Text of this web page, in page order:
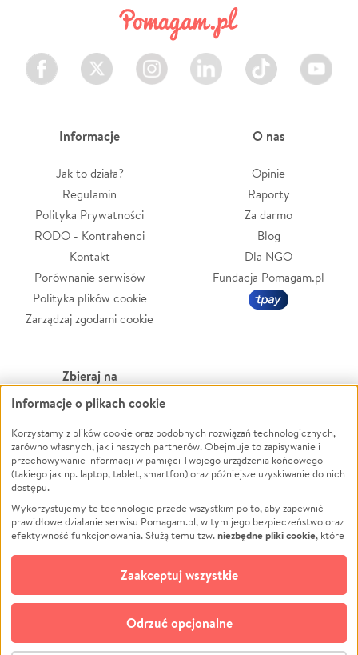
Facebook Twitter Instagram LinkedIn TikTok Youtube
Informacje
Jak to działa?
Regulamin
Polityka Prywatności
RODO - Kontrahenci
Kontakt
Porównanie serwisów
Polityka plików cookie
Zarządzaj zgodami cookie
O nas
Opinie
Raporty
Za darmo
Blog
Dla NGO
Fundacja Pomagam.pl
Zbieraj na
Leczenie
Zwierzęta
Pożar
Ukraina
Pomoc Finansowa
Projekty
Pogrzeb
Społeczność lokalna
Kultura
Powódź
Wichura
NGO
Edukacja
Podróż
Impreza
Ochrona środowiska
Biznes
Informacje o plikach cookie
Korzystamy z plików cookie oraz podobnych rozwiązań technologicznych,
zarówno własnych, jak i naszych partnerów. Obejmuje to zapisywanie i
przechowywanie informacji w pamięci Twojego urządzenia końcowego
(takiego jak np. laptop, tablet, smartfon) oraz późniejsze uzyskiwanie do nich
dostępu.
Wykorzystujemy te technologie przede wszystkim po to, aby zapewnić
prawidłowe działanie serwisu Pomagam.pl, w tym jego bezpieczeństwo oraz
efektywność funkcjonowania. Służą temu tzw.niezbędne pliki cookie, które
opcjonalnych plików cookie
technologii do celów analitycznych i retargetingowych. Możesz wyrazić
zgodę na ich stosowanie lub jej odmówić. W dowolnym momencie masz
możliwość zmiany swoich preferencji na stronie „Zarządzaj zgodami cookie”,
do której link znajdziesz w stopce serwisu Pomagam.pl. Opcjonalne pliki
cookie wykorzystywane są w następujących celach:
Odrzuć opcjonalne
Zaakceptuj wszystkie